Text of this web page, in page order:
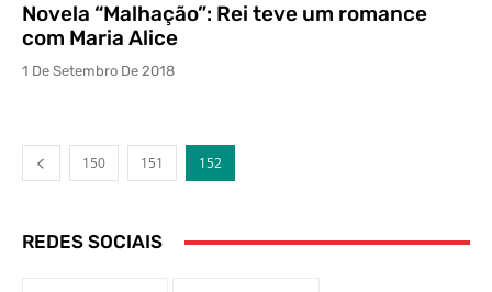
Novela “Malhação”: Rei teve um romance
com Maria Alice
1 De Setembro De 2018
150 151 152
REDES SOCIAIS